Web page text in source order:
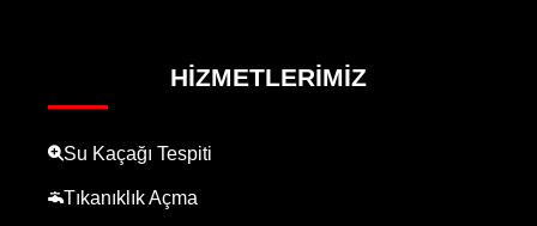
HIZMETLERIMIZ
Su Kaçağı Tespiti
Tıkanıklık Açma